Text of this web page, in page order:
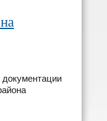
документации